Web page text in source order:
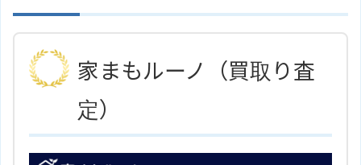
家まもルーノ（買取り査
定）